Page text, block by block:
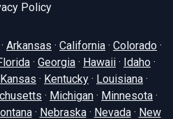
Policy
· Arkansas · California · Colorado ·
· Georgia · Hawaii · Idaho ·
Kansas · Kentucky · Louisiana ·
· Michigan · Minnesota ·
· Nebraska· Nevada· New